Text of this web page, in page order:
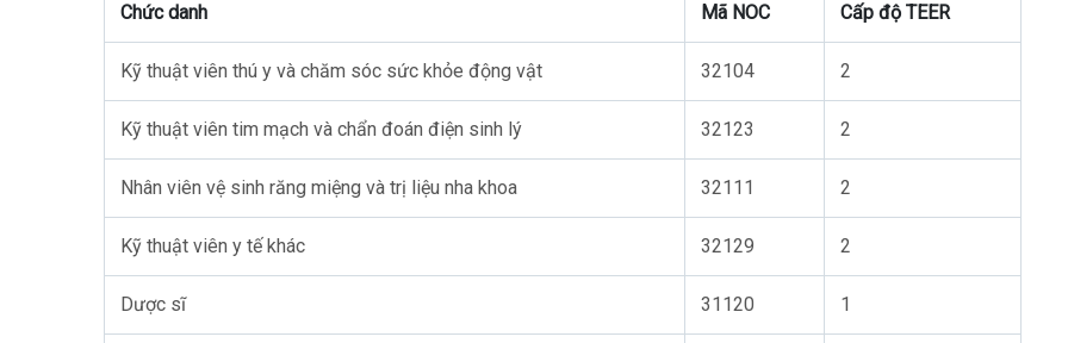
Chức danh Mã NOC Cấp độ TEER
Kỹ thuật viên thú y và chăm sóc sức khỏe động vật 32104 2
Kỹ thuật viên tim mạch và chẩn đoán điện sinh lý 32123 2
Nhân viên vệ sinh răng miệng và trị liệu nha khoa 32111 2
Kỹ thuật viên y tế khác 32129 2
Dược sĩ 31120 1